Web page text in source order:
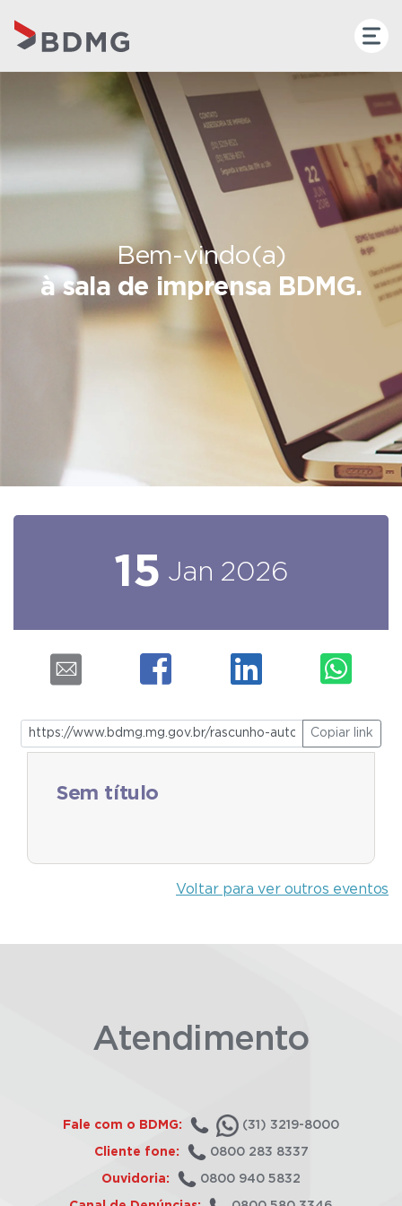
Bem-vindo(a)
à sala de imprensa BDMG.
15 Jan 2026
Copiar link
Sem título
Voltar para ver outros eventos
Atendimento
Fale com o BDMG: (31) 3219-8000
Cliente fone: 0800 283 8337
Ouvidoria: 0800 940 5832